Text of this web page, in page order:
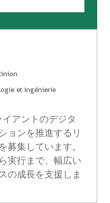
et ingénierie
アントのデジタ
ョンを推進するリ
募集しています。
実行まで、幅広い
の成長を支援しま